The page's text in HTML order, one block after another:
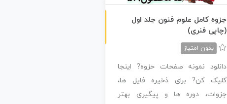
جزوه کامل علوم فنون جلد اول
(چاپی فنری)
بدون امتیاز
دانلود نمونه صفحات حزوه? اینجا
کلیک کن? برای ذخیره فایل ها،
جزوات، دوره ها و پیگیری بهتر